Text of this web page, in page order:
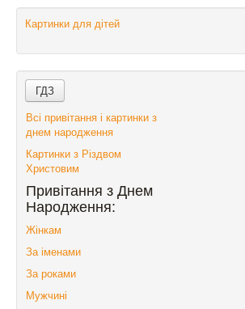
Картинки для дітей
Всі привітання і картинки з
днем народження
Картинки з Різдвом
Христовим
Привітання з Днем
Народження:
Жінкам
За іменами
За роками
Мужчині